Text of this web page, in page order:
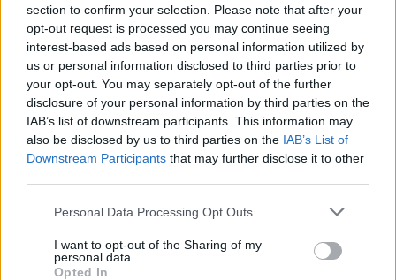
section to confirm your selection. Please note that after your
opt-out request is processed you may continue seeing
interest-based ads based on personal information utilized by
us or personal information disclosed to third parties prior to
your opt-out. You may separately opt-out of the further
disclosure of your personal information by third parties on the
IAB’s list of downstream participants. This information may
also be disclosed by us to third parties on the IAB’s List of
Downstream Participants that may further disclose it to other
Personal Data Processing Opt Outs
I want to opt-out of the Sharing of my
personal data.
Opted In
polisen 155 ...
Börja prenumerera för att läsa detta innehåll.
Starta din prenumerationhär
Eller logga in på ditt konto nedan:
Username or E-mail